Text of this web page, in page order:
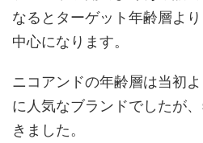
なるとターゲット年齢層よ
中心になります。
ニコアンドの年齢層は当初
に人気なブランドでしたが
きました。